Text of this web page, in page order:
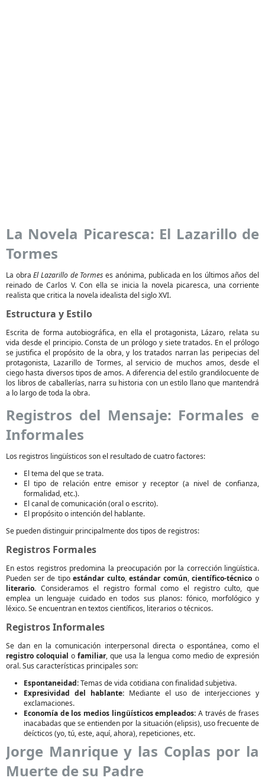
La Novela Picaresca: El Lazarillo de
Tormes
La obraEl Lazarillo de Tormes es anónima, publicada en los últimos años del
reinado de Carlos V. Con ella se inicia la novela picaresca, una corriente
realista que critica la novela idealista del siglo XVI.
Estructura y Estilo
Escrita de forma autobiográfica, en ella el protagonista, Lázaro, relata su
vida desde el principio. Consta de un prólogo y siete tratados. En el prólogo
se justifica el propósito de la obra, y los tratados narran las peripecias del
protagonista, Lazarillo de Tormes, al servicio de muchos amos, desde el
ciego hasta diversos tipos de amos. A diferencia del estilo grandilocuente de
los libros de caballerías, narra su historia con un estilo llano que mantendrá
a lo largo de toda la obra.
Registros del Mensaje: Formales e
Informales
Los registros lingüísticos son el resultado de cuatro factores:
El tema del que se trata.
El tipo de relación entre emisor y receptor (a nivel de confianza,
formalidad, etc.).
El canal de comunicación (oral o escrito).
El propósito o intención del hablante.
Se pueden distinguir principalmente dos tipos de registros:
Registros Formales
En estos registros predomina la preocupación por la corrección lingüística.
Pueden ser de tipoestándar culto,estándar común,científico-técnico o
literario. Consideramos el registro formal como el registro culto, que
emplea un lenguaje cuidado en todos sus planos: fónico, morfológico y
léxico. Se encuentran en textos científicos, literarios o técnicos.
Registros Informales
Se dan en la comunicación interpersonal directa o espontánea, como el
registro coloquial o familiar, que usa la lengua como medio de expresión
oral. Sus características principales son:
Espontaneidad:Temas de vida cotidiana con finalidad subjetiva.
Expresividad del hablante:Mediante el uso de interjecciones y
exclamaciones.
Economía de los medios lingüísticos empleados: A través de frases
inacabadas que se entienden por la situación (elipsis), uso frecuente de
deícticos (yo, tú, este, aquí, ahora), repeticiones, etc.
Jorge Manrique y las Coplas por la
Muerte de su Padre